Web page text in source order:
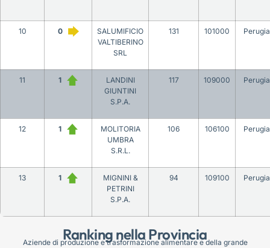
Ranking nella Provincia
10 0
SALUMIFICIO
VALTIBERINO
SRL
131 101000 Perugia
11 1
LANDINI
GIUNTINI
S.P.A.
117 109000 Perugia
12 1
MOLITORIA
UMBRA
S.R.L.
106 106100 Perugia
13 1
MIGNINI &
PETRINI
S.P.A.
94 109100 Perugia
Aziende di produzione e trasformazione alimentare e della grande